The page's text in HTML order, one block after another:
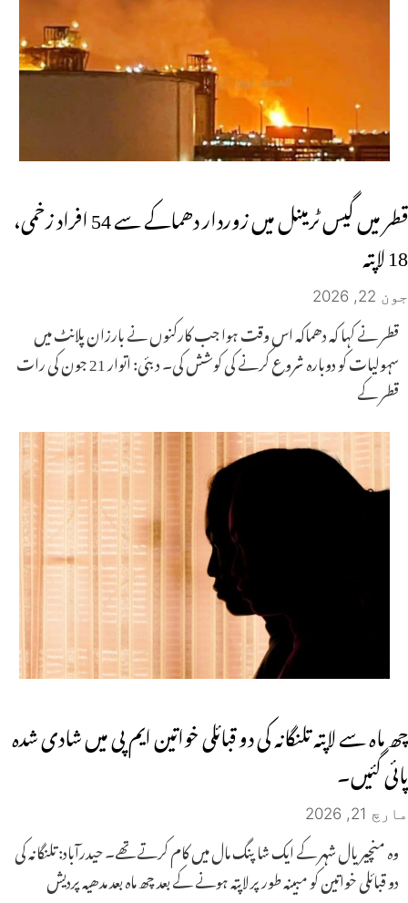
قطر میں گیس ٹرمینل میں زوردار دھماکے سے 54 افراد زخمی،
18 لاپتہ
جون 22, 2026
قطر نے کہا کہ دھماکہ اس وقت ہوا جب کارکنوں نے بارزان پلانٹ میں
سہولیات کو دوبارہ شروع کرنے کی کوشش کی۔ دبئی: اتوار 21 جون کی رات
قطر کے
چھ ماہ سے لاپتہ تلنگانہ کی دو قبائلی خواتین ایم پی میں شادی شدہ
پائی گئیں۔
مارچ 21, 2026
وہ منچیریال شہر کے ایک شاپنگ مال میں کام کرتے تھے۔ حیدرآباد: تلنگانہ کی
دو قبائلی خواتین کو مبینہ طور پر لاپتہ ہونے کے بعد چھ ماہ بعد مدھیہ پردیش